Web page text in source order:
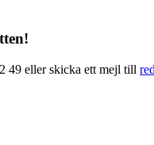
49 eller skicka ett mejl till